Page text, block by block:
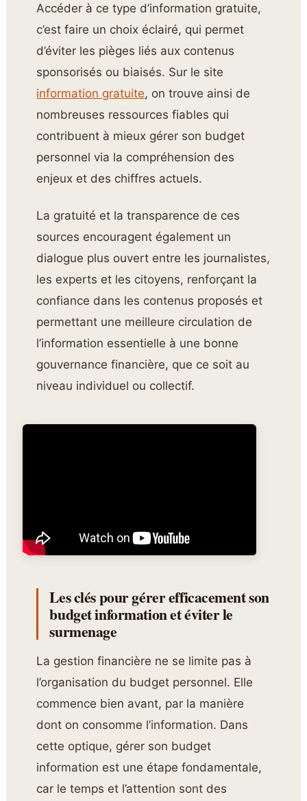
Accéder à ce type d’information gratuite,
c’est faire un choix éclairé, qui permet
d’éviter les pièges liés aux contenus
sponsorisés ou biaisés. Sur le site
information gratuite, on trouve ainsi de
nombreuses ressources fiables qui
contribuent à mieux gérer son budget
personnel via la compréhension des
enjeux et des chiffres actuels.
La gratuité et la transparence de ces
sources encouragent également un
dialogue plus ouvert entre les journalistes,
les experts et les citoyens, renforçant la
confiance dans les contenus proposés et
permettant une meilleure circulation de
l’information essentielle à une bonne
gouvernance financière, que ce soit au
niveau individuel ou collectif.
Les clés pour gérer efficacement son
budget information et éviter le
surmenage
La gestion financière ne se limite pas à
l’organisation du budget personnel. Elle
commence bien avant, par la manière
dont on consomme l’information. Dans
cette optique, gérer son budget
information est une étape fondamentale,
car le temps et l’attention sont des